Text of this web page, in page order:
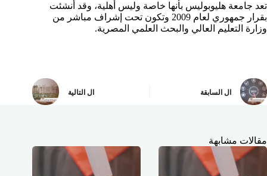
تعد جامعة هليوبوليس بأنها خاصة وليس أهلية، وقد أنشئت
بقرار جمهوري لعام 2009 وتكون تحت إشراف مباشر من
وزارة التعليم العالي والبحث العلمي المصرية.
ال السابقة ال التالية
مقالات مشابهة